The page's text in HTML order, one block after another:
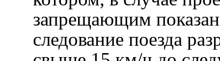
запрещающим
следование поезда